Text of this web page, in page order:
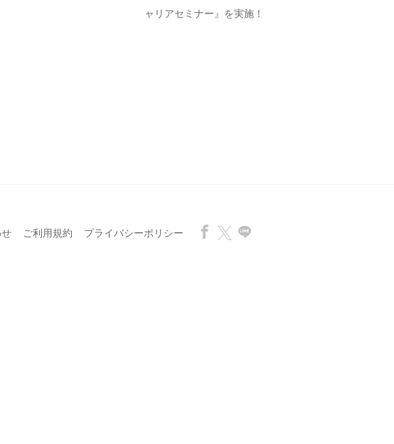
ャリアセミナー』を実施！
ご利用規約 プライバシーポリシー